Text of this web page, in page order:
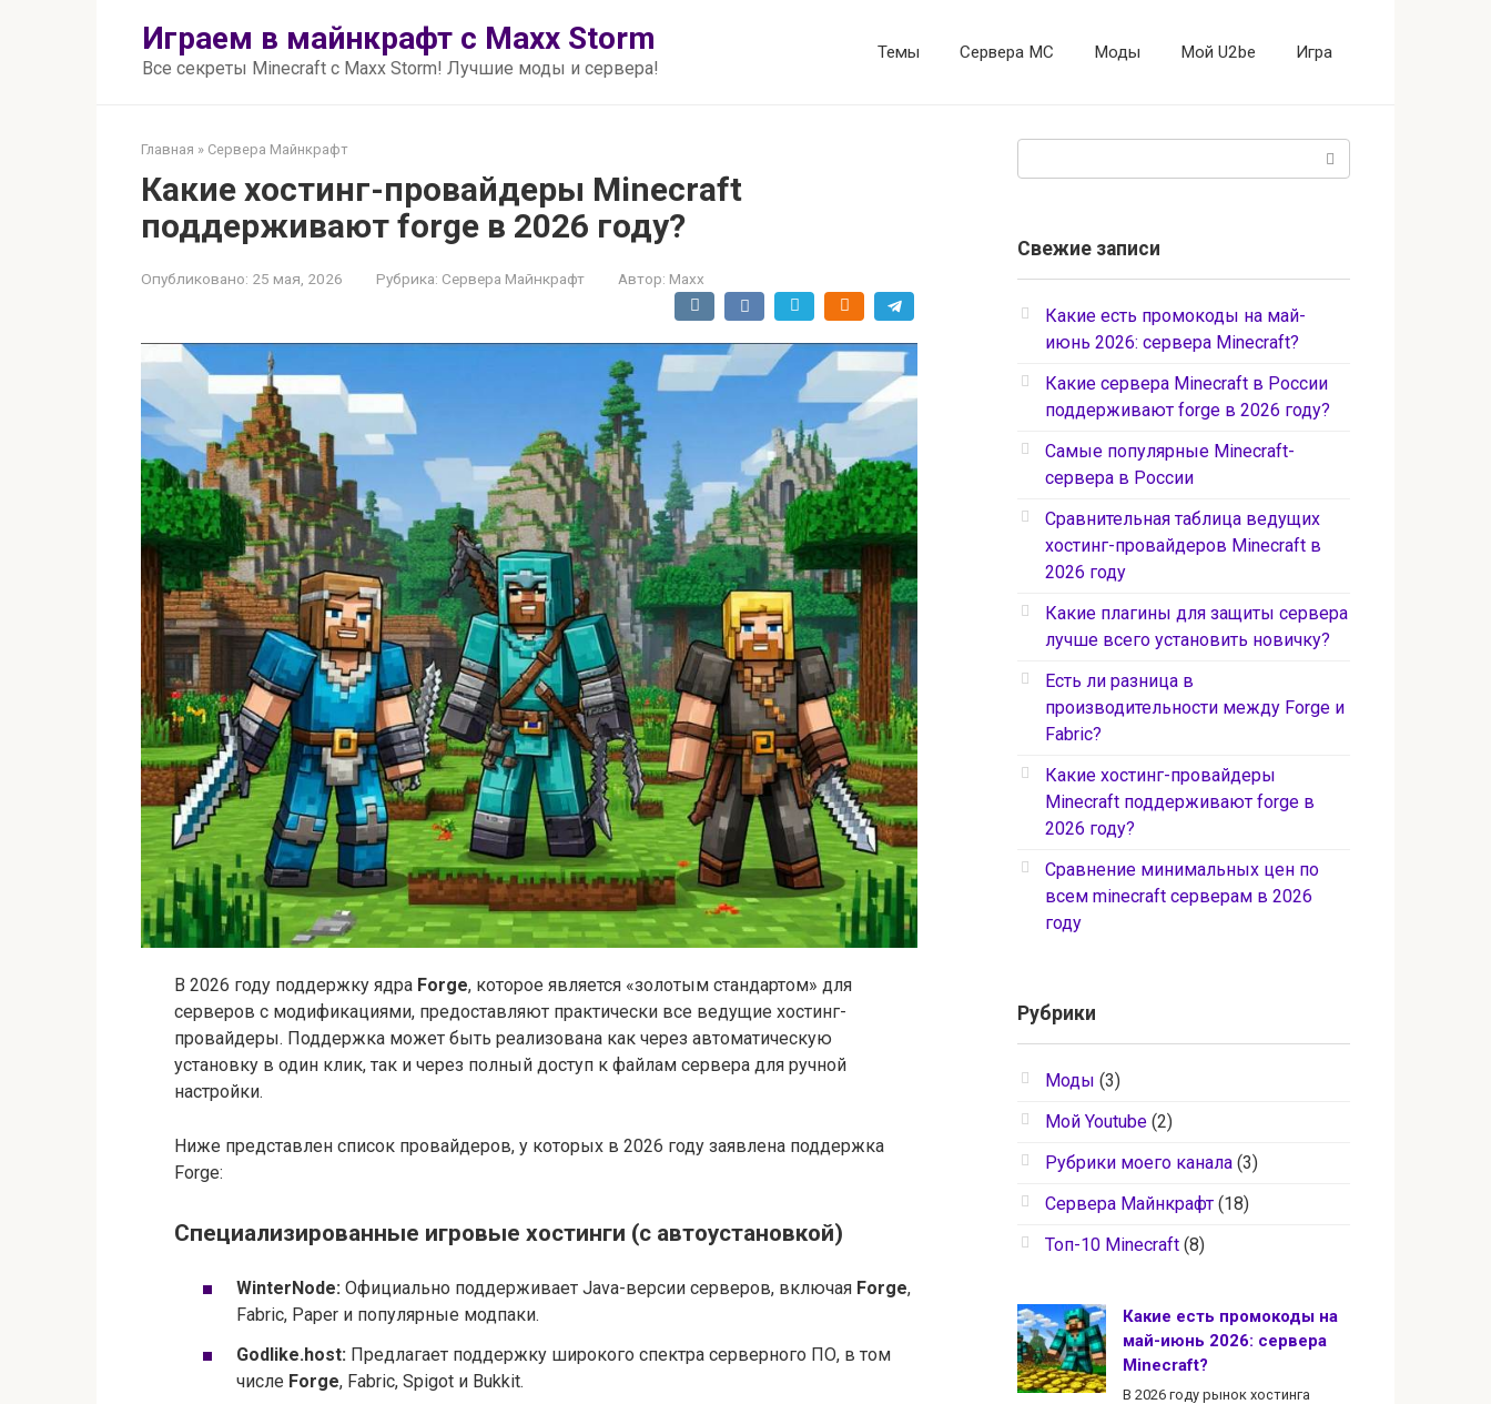
Играем в майнкрафт с Maxx Storm
Все секреты Minecraft с Maxx Storm! Лучшие моды и сервера!
Темы Сервера MC Моды Мой U2be Игра
Главная » Сервера Майнкрафт
Какие хостинг-провайдеры Minecraft
поддерживают forge в 2026 году?
Опубликовано: 25 мая, 2026 Рубрика: Сервера Майнкрафт Автор: Maxx
В 2026 году поддержку ядра Forge, которое является «золотым стандартом» для
серверов с модификациями, предоставляют практически все ведущие хостинг-
провайдеры. Поддержка может быть реализована как через автоматическую
установку в один клик, так и через полный доступ к файлам сервера для ручной
настройки.
Ниже представлен список провайдеров, у которых в 2026 году заявлена поддержка
Forge:
Специализированные игровые хостинги (с автоустановкой)
WinterNode: Официально поддерживает Java-версии серверов, включая Forge,
Fabric, Paper и популярные модпаки.
Godlike.host: Предлагает поддержку широкого спектра серверного ПО, в том
числе Forge, Fabric, Spigot и Bukkit.
Свежие записи
Какие есть промокоды на май-
июнь 2026: сервера Minecraft?
Какие сервера Minecraft в России
поддерживают forge в 2026 году?
Самые популярные Minecraft-
сервера в России
Сравнительная таблица ведущих
хостинг-провайдеров Minecraft в
2026 году
Какие плагины для защиты сервера
лучше всего установить новичку?
Есть ли разница в
производительности между Forge и
Fabric?
Какие хостинг-провайдеры
Minecraft поддерживают forge в
2026 году?
Сравнение минимальных цен по
всем minecraft серверам в 2026
году
Рубрики
Моды (3)
Мой Youtube (2)
Рубрики моего канала (3)
Сервера Майнкрафт (18)
Топ-10 Minecraft (8)
Какие есть промокоды на
май-июнь 2026: сервера
Minecraft?
В 2026 году рынок хостинга